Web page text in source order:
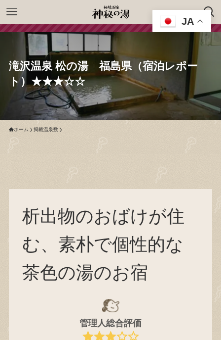
滝沢温泉 松の湯 福島県（宿泊レポー
ト）★★★☆☆
ホーム 掲載温泉数
析出物のおばけが住
む、素朴で個性的な
茶色の湯のお宿
管理人総合評価
JA